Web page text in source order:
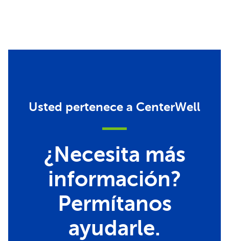
Usted pertenece a CenterWell
¿Necesita más
información?
Permítanos
ayudarle.